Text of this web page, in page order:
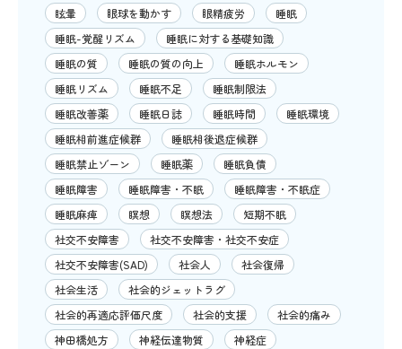
眩暈
眼球を動かす 眼精疲労
睡眠
睡眠-覚醒リズム
睡眠に対する基礎知識
睡眠の質
睡眠の質の向上
睡眠ホルモン
睡眠リズム
睡眠不足
睡眠制限法
睡眠改善薬
睡眠日誌 睡眠時間
睡眠環境
睡眠相前進症候群
睡眠相後退症候群
睡眠禁止ゾーン
睡眠薬
睡眠負債
睡眠障害
睡眠障害・不眠
睡眠障害・不眠症
睡眠麻痺
瞑想 瞑想法
短期不眠
社交不安障害
社交不安障害・社交不安症
社交不安障害(SAD)
社会人
社会復帰
社会生活
社会的ジェットラグ
社会的再適応評価尺度
社会的支援
社会的痛み
神田橋処方
神経伝達物質
神経症